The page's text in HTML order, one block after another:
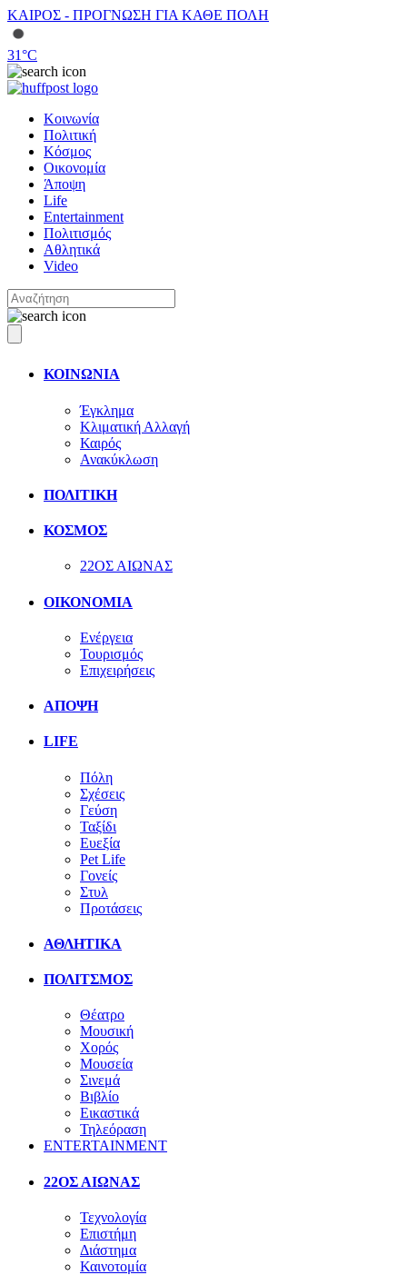
ΚΑΙΡΟΣ - ΠΡΟΓΝΩΣΗ ΓΙΑ ΚΑΘΕ ΠΟΛΗ
31°C
Κοινωνία
Πολιτική
Κόσμος
Οικονομία
Άποψη
Life
Entertainment
Πολιτισμός
Αθλητικά
Video
ΚΟΙΝΩΝΙΑ
Έγκλημα
Κλιματική Αλλαγή
Καιρός
Ανακύκλωση
ΠΟΛΙΤΙΚΗ
ΚΟΣΜΟΣ
22ΟΣ ΑΙΩΝΑΣ
ΟΙΚΟΝΟΜΙΑ
Ενέργεια
Τουρισμός
Επιχειρήσεις
ΑΠΟΨΗ
LIFE
Πόλη
Σχέσεις
Γεύση
Ταξίδι
Ευεξία
Pet Life
Γονείς
Στυλ
Προτάσεις
ΑΘΛΗΤΙΚΑ
ΠΟΛΙΤΣΜΟΣ
Θέατρο
Μουσική
Χορός
Μουσεία
Σινεμά
Βιβλίο
Εικαστικά
Τηλεόραση
ENTERTAINMENT
22ΟΣ ΑΙΩΝΑΣ
Τεχνολογία
Επιστήμη
Διάστημα
Καινοτομία